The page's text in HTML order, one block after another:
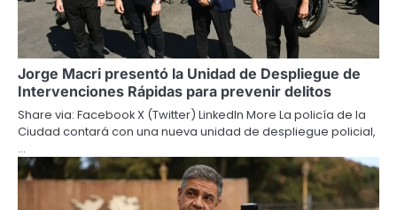
Jorge Macri presentó la Unidad de Despliegue de
Intervenciones Rápidas para prevenir delitos
Share via: Facebook X (Twitter) LinkedIn More La policía de la
Ciudad contará con una nueva unidad de despliegue policial,
…